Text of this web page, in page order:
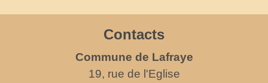
Contacts
Commune de Lafraye
19, rue de l'Eglise